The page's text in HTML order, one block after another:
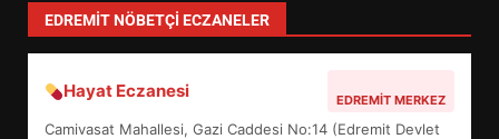
EDREMIT NÖBETÇI ECZANELER
Hayat Eczanesi EDREMIT MERKEZ
Camivasat Mahallesi, Gazi Caddesi No:14 (Edremit Devlet
3
ALTIEYLÜL’DE 19 MAYIS ŞÖLENİ
SOKAKLARA TAŞTI